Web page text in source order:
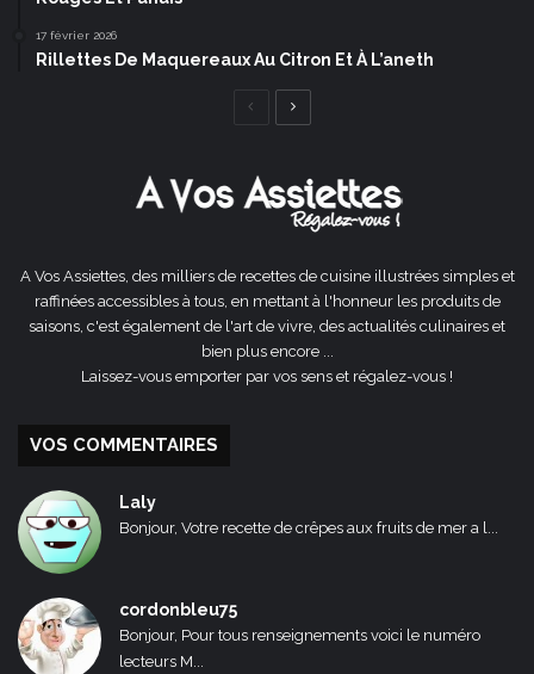
17 février 2026
Rillettes De Maquereaux Au Citron Et À L’aneth
Page
A Vos Assiettes, des milliers de recettes de cuisine illustrées simples et
raffinées accessibles à tous, en mettant à l'honneur les produits de
saisons, c'est également de l'art de vivre, des actualités culinaires et
bien plus encore ...
Laissez-vous emporter par vos sens et régalez-vous !
VOS COMMENTAIRES
Laly
Bonjour, Votre recette de crêpes aux fruits de mer a l...
cordonbleu75
Bonjour, Pour tous renseignements voici le numéro
lecteurs M...